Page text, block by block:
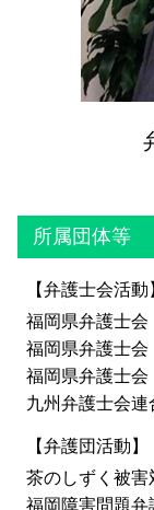
所属団体等
【弁護士会活動
福岡県弁護士
福岡県弁護士
福岡県弁護士
九州弁護士会
【弁護団活動】
茶のしずく被害
福岡障害問題弁